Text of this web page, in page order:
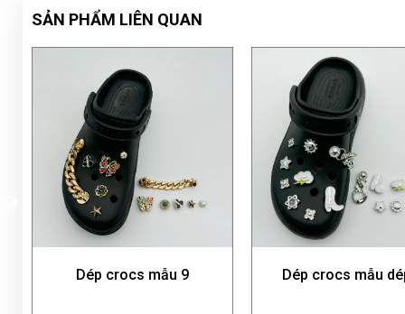
SẢN PHẨM LIÊN QUAN
Dép crocs mẫu dép 5 Dép